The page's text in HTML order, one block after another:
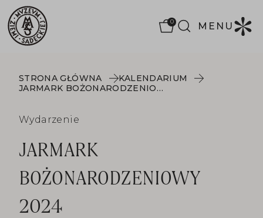
0 MENU
STRONA GŁÓWNA
KALENDARIUM
JARMARK BOŻONARODZENIOWY 2024
Wydarzenie
JARMARK
BOŻONARODZENIOWY
2024